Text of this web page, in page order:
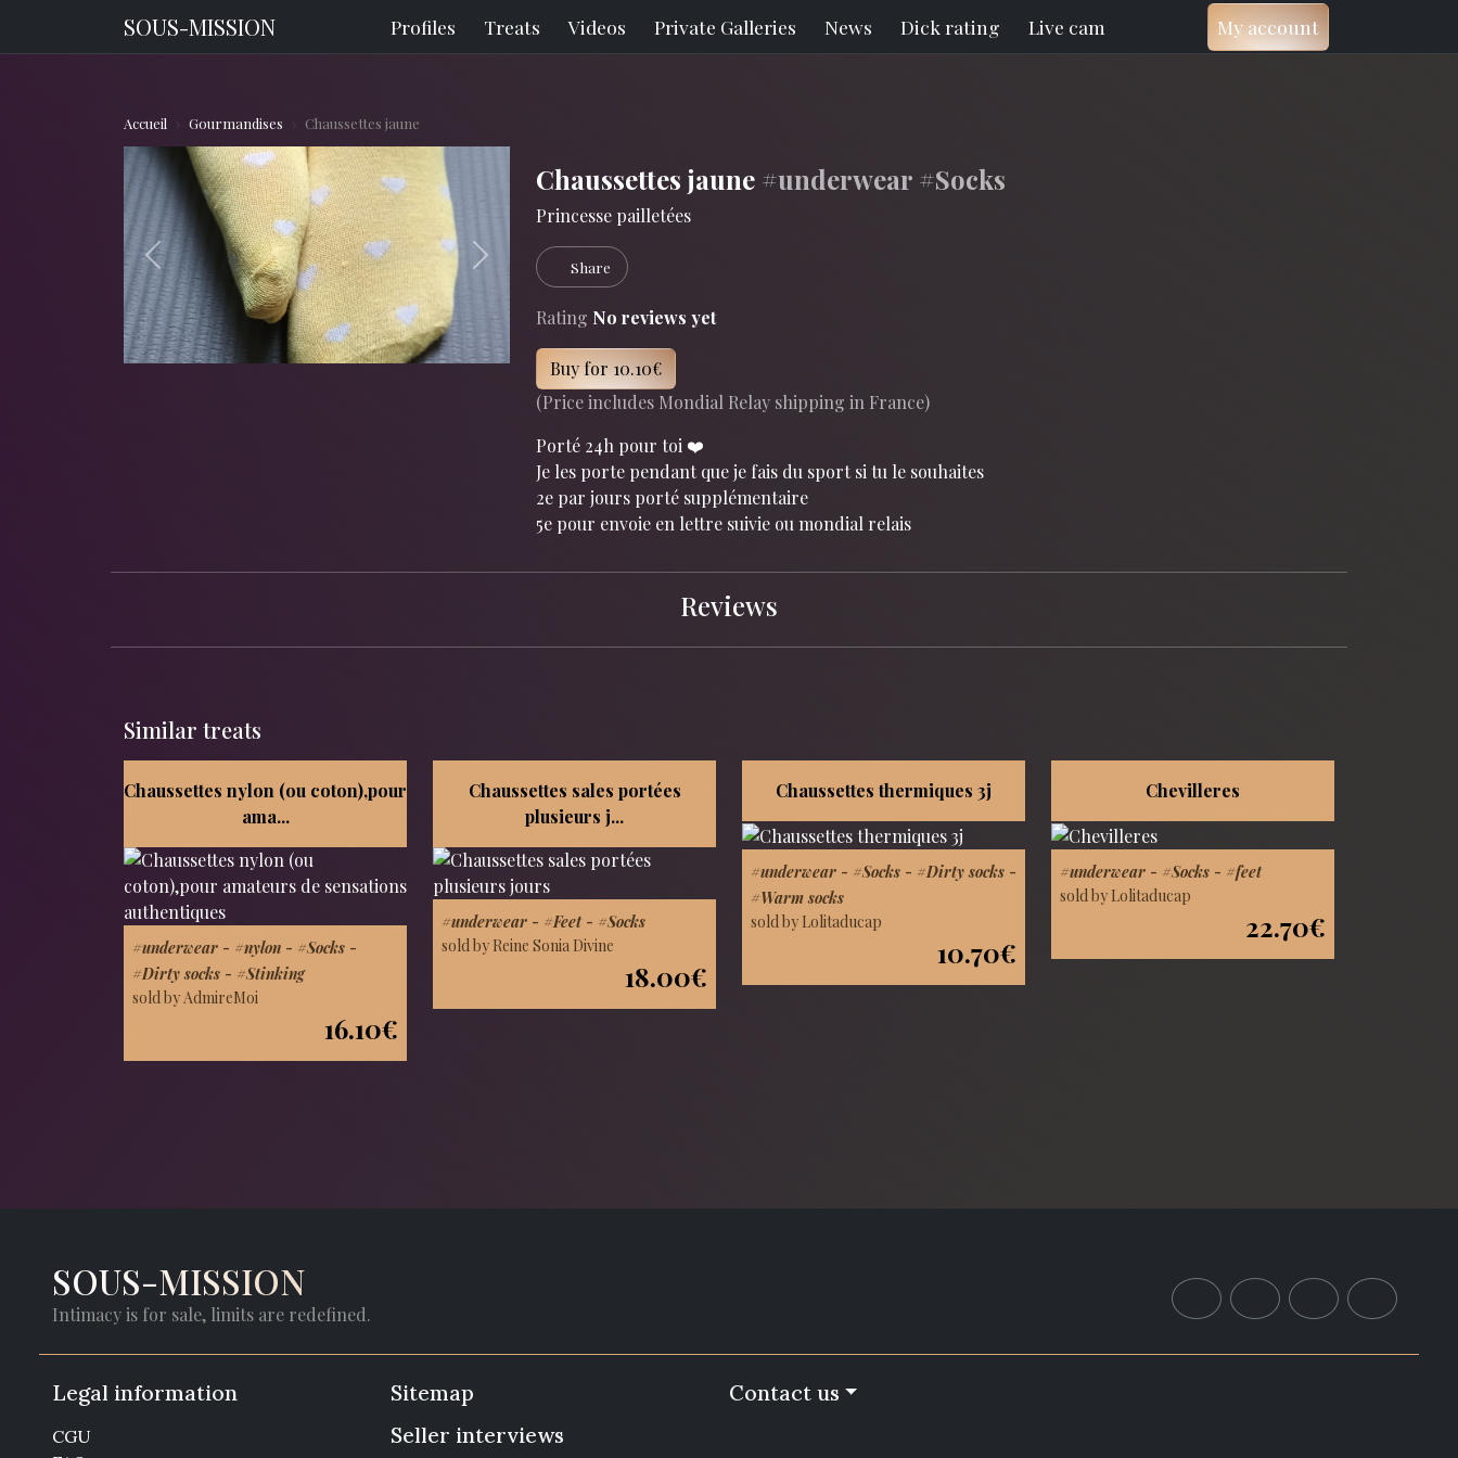
SOUS-MISSION Profiles Treats Videos Private Galleries News Dick rating Live cam My account
Accueil Gourmandises Chaussettes jaune
Previous Next
Chaussettes jaune #underwear #Socks
Princesse pailletées
Share
Rating No reviews yet
Buy for 10.10€
(Price includes Mondial Relay shipping in France)
Porté 24h pour toi ❤️
Je les porte pendant que je fais du sport si tu le souhaites
2e par jours porté supplémentaire
5e pour envoie en lettre suivie ou mondial relais
Reviews
Similar treats
Chaussettes nylon (ou coton),pour
ama...
#underwear - #nylon - #Socks -
#Dirty socks - #Stinking
sold by AdmireMoi
16.10€
Chaussettes sales portées
plusieurs j...
#underwear - #Feet - #Socks
sold by Reine Sonia Divine
18.00€
Chaussettes thermiques 3j
#underwear - #Socks - #Dirty socks -
#Warm socks
sold by Lolitaducap
10.70€
Chevilleres
#underwear - #Socks - #feet
sold by Lolitaducap
22.70€
SOUS-MISSION
Intimacy is for sale, limits are redefined.
Legal information
CGU
Sitemap
Seller interviews
Contact us